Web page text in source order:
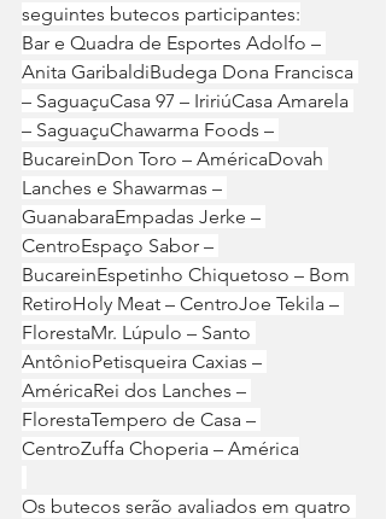
seguintes butecos participantes:
Bar e Quadra de Esportes Adolfo –
Anita GaribaldiBudega Dona Francisca
– SaguaçuCasa 97 – IririúCasa Amarela
– SaguaçuChawarma Foods –
BucareinDon Toro – AméricaDovah
Lanches e Shawarmas –
GuanabaraEmpadas Jerke –
CentroEspaço Sabor –
BucareinEspetinho Chiquetoso – Bom
RetiroHoly Meat – CentroJoe Tekila –
FlorestaMr. Lúpulo – Santo
AntônioPetisqueira Caxias –
AméricaRei dos Lanches –
FlorestaTempero de Casa –
CentroZuffa Choperia – América
Os butecos serão avaliados em quatro